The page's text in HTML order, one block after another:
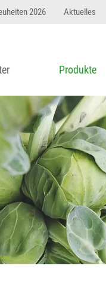
2026 Aktuelles
Produkte